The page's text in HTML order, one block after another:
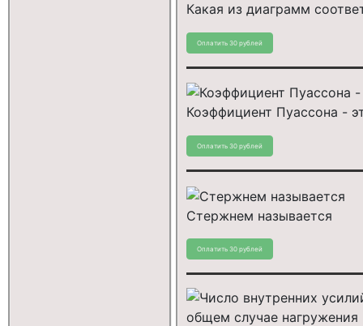
Какая из диаграмм
Коэффициент Пуассона -
Стержнем называется